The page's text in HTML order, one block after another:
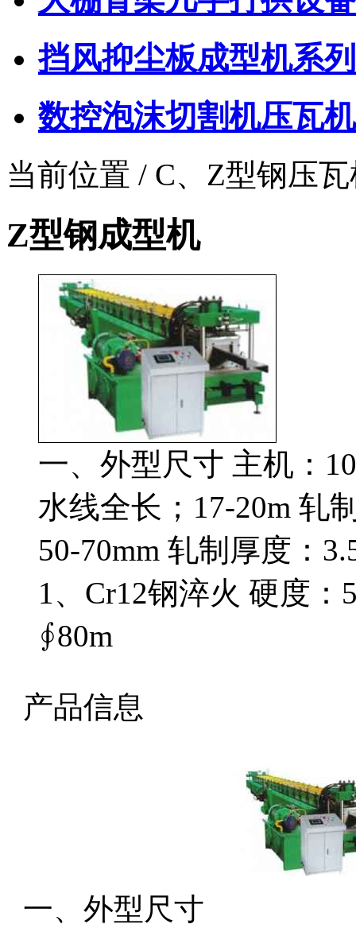
挡风抑尘板成型机系列
数控泡沫切割机压瓦
当前位置 / C、Z型钢压
Z型钢成型机
一、外型尺寸 主机：
水线全长；17-20m 轧
50-70mm 轧制厚度：
1、Cr12钢淬火 硬度：
∮80m
产品信息
一、外型尺寸